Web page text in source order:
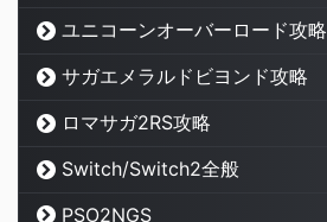
ユニコーンオーバーロード攻略
サガエメラルドビヨンド攻略
ロマサガ2RS攻略
Switch/Switch2全般
PSO2NGS